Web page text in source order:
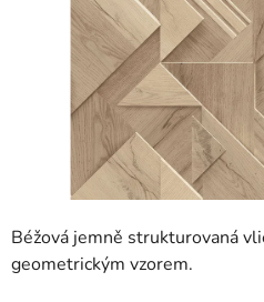
Béžová jemně strukturovaná
geometrickým vzorem.